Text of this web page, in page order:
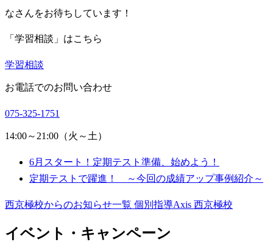
なさんをお待ちしています！
「学習相談」はこちら
学習相談
お電話でのお問い合わせ
075-325-1751
14:00～21:00（火～土）
6月スタート！定期テスト準備、始めよう！
定期テストで躍進！ ～今回の成績アップ事例紹介～
西京極校からのお知らせ一覧 個別指導Axis 西京極校
イベント・キャンペーン